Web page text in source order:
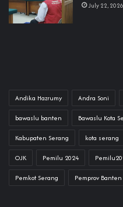
July 22, 2026
Andika Hazrumy Andra Soni
bawaslu banten Bawaslu Kota
Kabupaten Serang kota serang
OJK Pemilu 2024
Pemkot Serang Pemprov Banten